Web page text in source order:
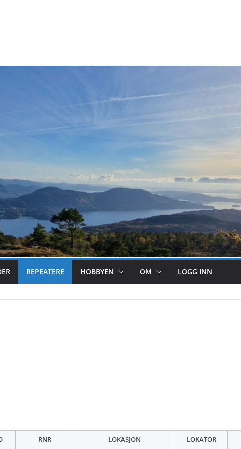
REPEATERE HOBBYEN OM LOGG INN
RNR LOKASJON LOKATOR